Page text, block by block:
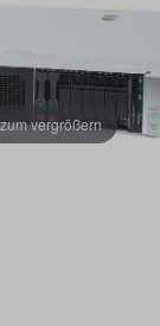
vergrößern